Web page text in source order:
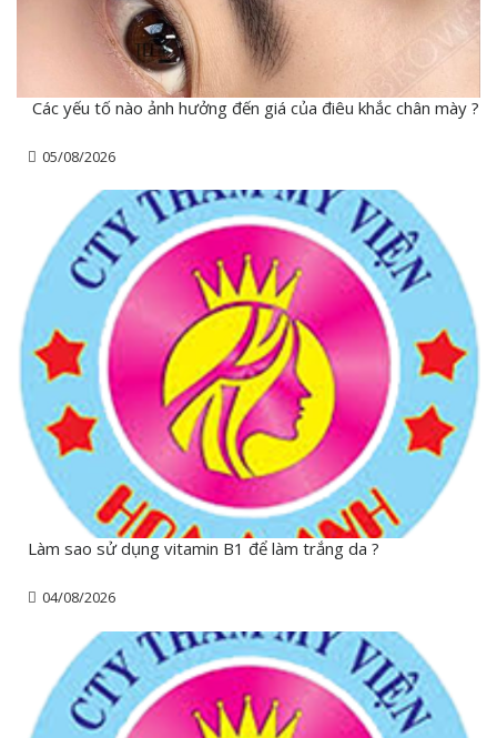
Các yếu tố nào ảnh hưởng đến giá của điêu khắc chân mày ?
05/08/2026
Làm sao sử dụng vitamin B1 để làm trắng da ?
04/08/2026